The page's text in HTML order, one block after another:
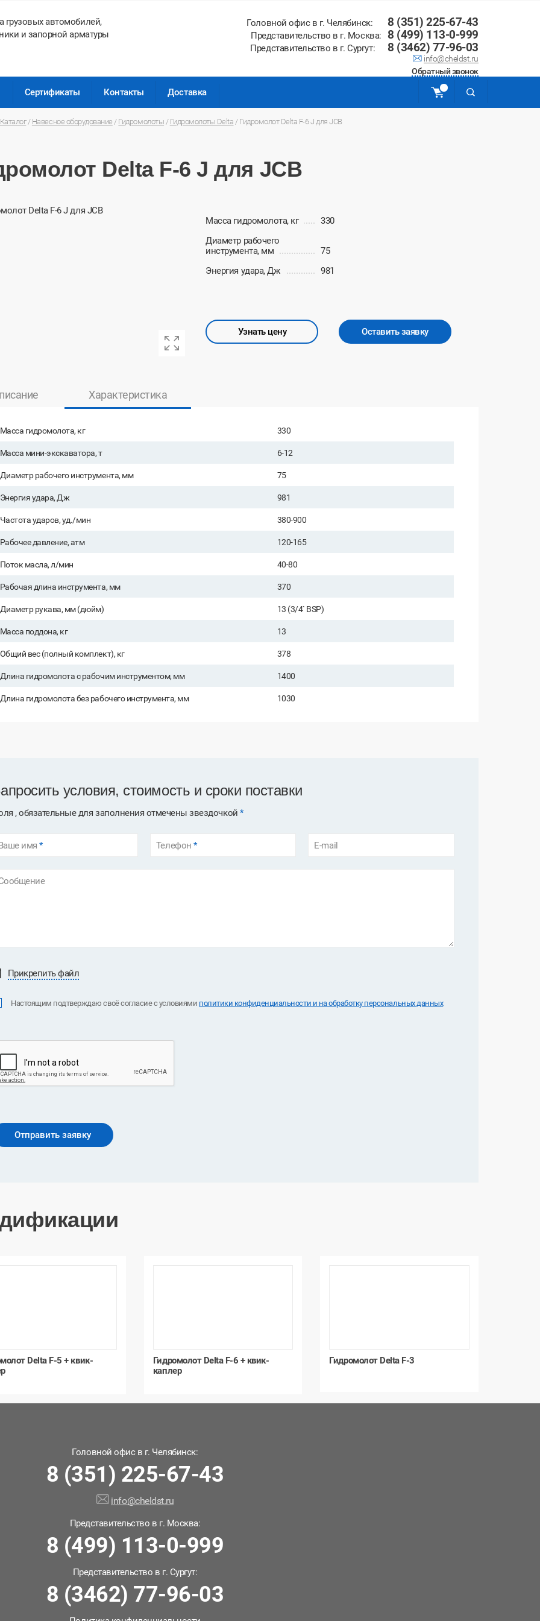
грузовых автомобилей,
и запорной арматуры
Головной офис в г. Челябинск: 8 (351) 225-67-43
Представительство в г. Москва: 8 (499) 113-0-999
Представительство в г. Сургут: 8 (3462) 77-96-03
info@cheldst.ru
Обратный звонок
Сертификаты Контакты Доставка
Каталог/ Навесное оборудование / Гидромолоты / Гидромолоты Delta / Гидромолот Delta F-6 J для JCB
Delta F-6 J для JCB
Масса гидромолота, кг
330
Диаметр рабочего
инструмента, мм
75
Энергия удара, Дж
981
Узнать цену Оставить заявку
Характеристика
Масса гидромолота, кг 330
Масса мини-экскаватора, т 6-12
Диаметр рабочего инструмента, мм 75
Энергия удара, Дж 981
Частота ударов, уд./мин 380-900
Рабочее давление, атм 120-165
Поток масла, л/мин 40-80
Рабочая длина инструмента, мм 370
Диаметр рукава, мм (дюйм) 13 (3/4` BSP)
Масса поддона, кг 13
Общий вес (полный комплект), кг 378
Длина гидромолота с рабочим инструментом, мм 1400
Длина гидромолота без рабочего инструмента, мм 1030
условия, стоимость и сроки поставки
, обязательные для заполнения отмечены звездочкой*
имя* Телефон* E-mail
Прикрепить файл
Настоящим подтверждаю своё согласие с условиями политики конфиденциальноcти и на обработку персональных данных
Delta F-5 + квик-
Гидромолот Delta F-6 + квик-
каплер
Гидромолот Delta F-3
Головной офис в г. Челябинск:
8 (351) 225-67-43
info@cheldst.ru
Представительство в г. Москва:
8 (499) 113-0-999
Представительство в г. Сургут:
8 (3462) 77-96-03